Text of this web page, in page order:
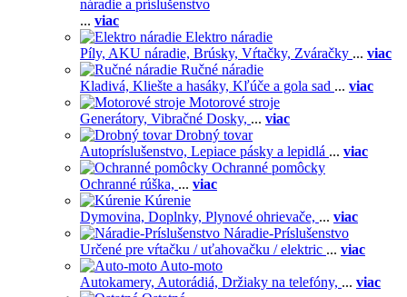
náradie a príslušenstvo
... viac
Elektro náradie
Píly, AKU náradie, Brúsky, Vŕtačky, Zváračky ... viac
Ručné náradie
Kladivá, Kliešte a hasáky, Kľúče a gola sad ... viac
Motorové stroje
Generátory, Vibračné Dosky, ... viac
Drobný tovar
Autopríslušenstvo, Lepiace pásky a lepidlá ... viac
Ochranné pomôcky
Ochranné rúška, ... viac
Kúrenie
Dymovina, Doplnky, Plynové ohrievače, ... viac
Náradie-Príslušenstvo
Určené pre vŕtačku / uťahovačku / elektric ... viac
Auto-moto
Autokamery, Autorádiá, Držiaky na telefóny, ... viac